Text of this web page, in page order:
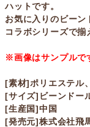
ハットです。
お気に入りのビーン
コラボシリーズで
※画像はサンプルで
[素材]ポリエステル
[サイズ]ビーンドー
[生産国]中国
[発売元]株式会社飛